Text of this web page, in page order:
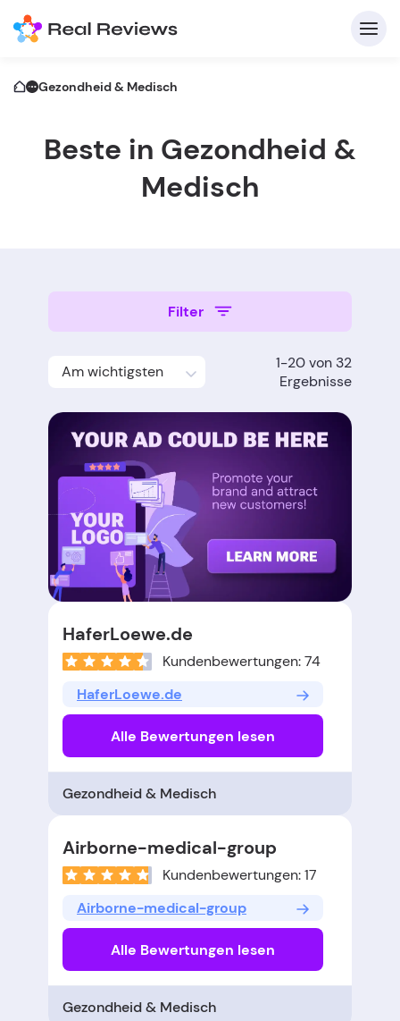
Gezondheid & Medisch
Beste in Gezondheid &
Medisch
Filter
Am wichtigsten
1-20 von 32
Ergebnisse
HaferLoewe.de
Kundenbewertungen: 74
HaferLoewe.de
Alle Bewertungen lesen
Gezondheid & Medisch
Airborne-medical-group
Kundenbewertungen: 17
Airborne-medical-group
Alle Bewertungen lesen
Gezondheid & Medisch